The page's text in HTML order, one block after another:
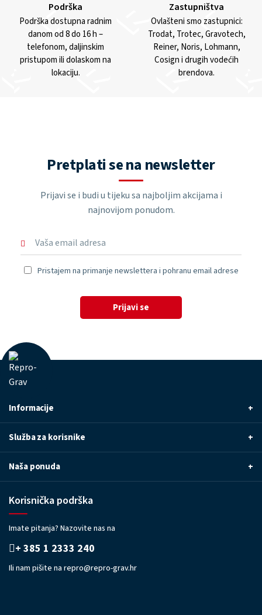
Podrška
Podrška dostupna radnim
danom od 8 do 16 h –
telefonom, daljinskim
pristupom ili dolaskom na
lokaciju.
Zastupništva
Ovlašteni smo zastupnici:
Trodat, Trotec, Gravotech,
Reiner, Noris, Lohmann,
Cosign i drugih vodećih
brendova.
Pretplati se na newsletter
Prijavi se i budi u tijeku sa najboljim akcijama i
najnovijom ponudom.
Pristajem na primanje newslettera i pohranu email adrese
Prijavi se
Informacije +
Služba za korisnike +
Naša ponuda +
Korisnička podrška
Imate pitanja? Nazovite nas na
+ 385 1 2333 240
Ili nam pišite na repro@repro-grav.hr